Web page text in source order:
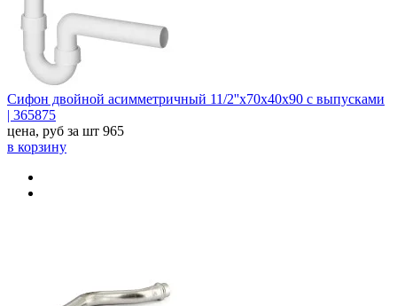
Сифон двойной асимметричный 11/2''х70х40х90 с выпусками
| 365875
цена, руб за шт 965
в корзину